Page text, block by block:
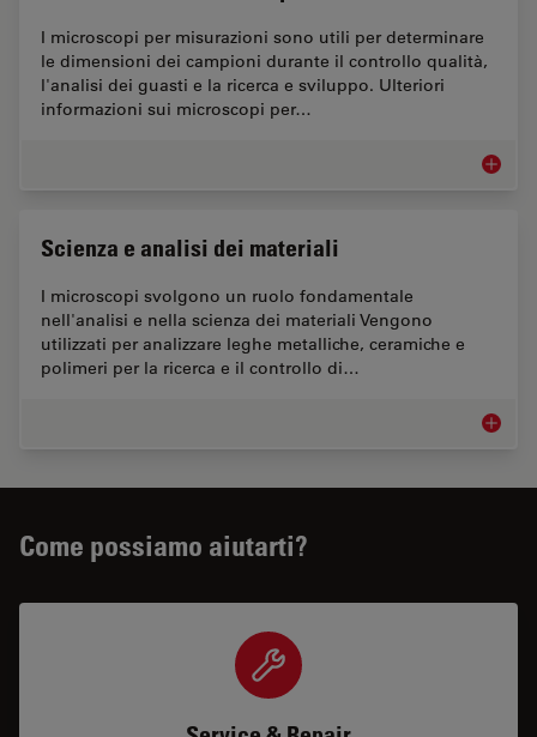
I microscopi per misurazioni sono utili per determinare
le dimensioni dei campioni durante il controllo qualità,
l'analisi dei guasti e la ricerca e sviluppo. Ulteriori
informazioni sui microscopi per…
Scienza e analisi dei materiali
I microscopi svolgono un ruolo fondamentale
nell'analisi e nella scienza dei materiali Vengono
utilizzati per analizzare leghe metalliche, ceramiche e
polimeri per la ricerca e il controllo di…
Come possiamo aiutarti?